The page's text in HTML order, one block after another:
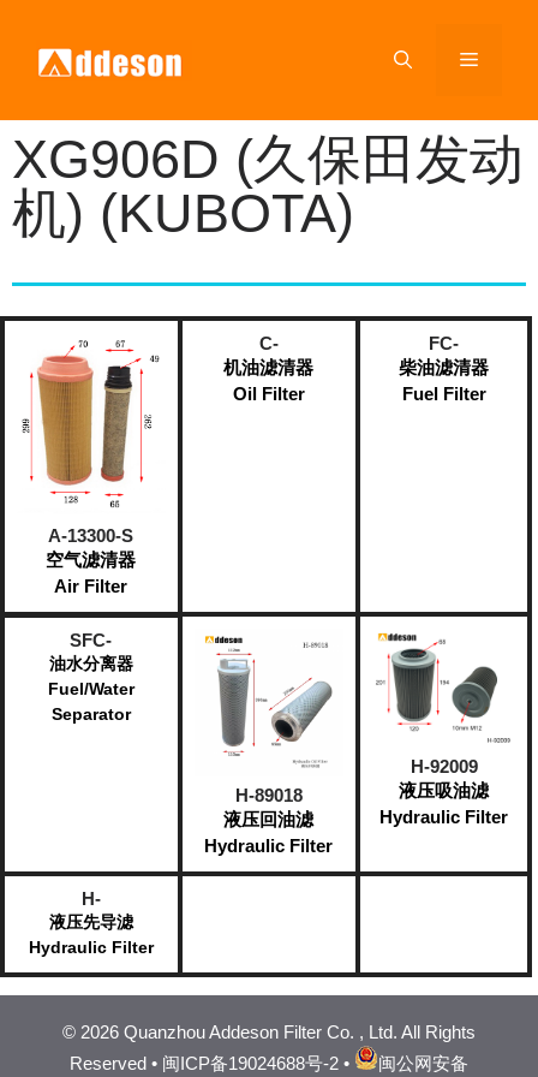
XG906D (久保田发动
机) (KUBOTA)
A-13300-S
空气滤清器
Air Filter
C-
机油滤清器
Oil Filter
FC-
柴油滤清器
Fuel Filter​
SFC-
油水分离器
Fuel/Water
Separator
H-89018
液压回油滤
Hydraulic Filter
H-92009
液压吸油滤
Hydraulic Filter
H-
液压先导滤
Hydraulic Filter
© 2026 Quanzhou Addeson Filter Co. , Ltd. All Rights
Reserved • 闽ICP备19024688号-2 • 闽公网安备